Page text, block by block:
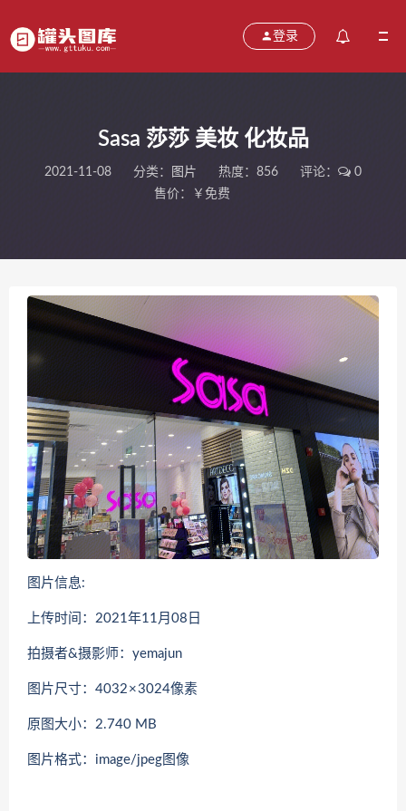
登录
Sasa 莎莎 美妆 化妆品
2021-11-08 分类： 图片 热度：856 评论：
0
售价：￥免费
图片信息:
上传时间：2021年11月08日
拍摄者&摄影师：yemajun
图片尺寸：4032 × 3024像素
原图大小：2.740 MB
图片格式：image/jpeg图像